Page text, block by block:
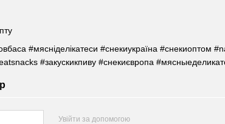
#мясніделікатеси #снекиукраїна #снекиоптом
#закускикпиву #снекиєвропа
Увійти за допомогою